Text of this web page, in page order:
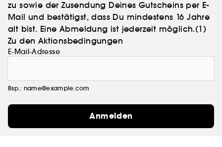
zu sowie der Zusendung Deines Gutscheins per E-
Mail und bestätigst, dass Du mindestens 16 Jahre
alt bist. Eine Abmeldung ist jederzeit möglich.(1)
Zu den Aktionsbedingungen
E-Mail-Adresse
Bsp.: name@example.com
Anmelden